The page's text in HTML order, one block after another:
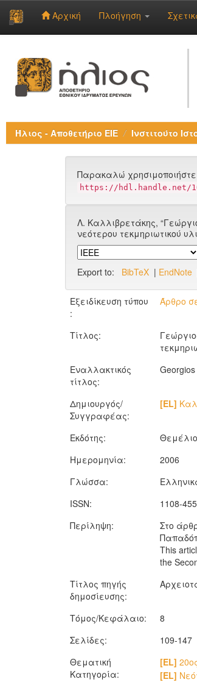
navigation
Αρχική Πλοήγηση
Ήλιος - Αποθετήριο ΕΙΕ Ινστιτούτο
Παρακαλώ
https://hdl.handle.net/
Λ. Καλλιβρετάκης,
νεότερου τεκμηριωτικού
Export to: BibTeX | EndNote
Εξειδίκευση τύπου
:
Άρθρο
Τίτλος:
Εναλλακτικός
τίτλος:
Δημιουργός/
Συγγραφέας:
[EL]
Εκδότης:
Θεμέλιο
Ημερομηνία:
2006
Γλώσσα:
ISSN:
1108-
Περίληψη:
Στο
This
the
Τίτλος πηγής
δημοσίευσης:
Τόμος/Κεφάλαιο:
8
Σελίδες:
109-147
Θεματική
Κατηγορία:
[EL]
[EL]